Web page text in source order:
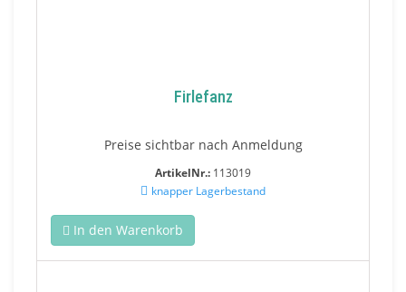
Firlefanz
Preise sichtbar nach Anmeldung
ArtikelNr.: 113019
knapper Lagerbestand
In den Warenkorb